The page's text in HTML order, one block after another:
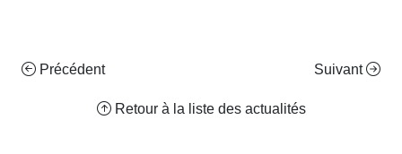
Précédent Suivant
Retour à la liste des actualités